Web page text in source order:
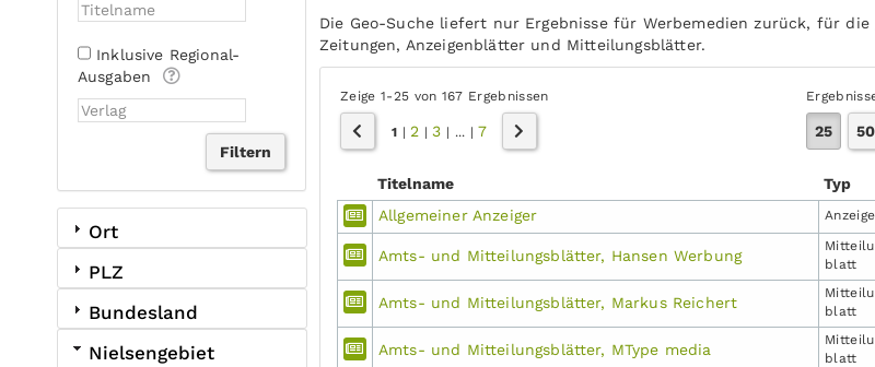
Inklusive Regional-
Ausgaben
Ort
PLZ
Bundesland
Nielsengebiet
Die Geo-Suche liefert nur Ergebnisse für Werbemedien zurück, für
Zeitungen, Anzeigenblätter und Mitteilungsblätter.
Zeige 1-25 von 167 Ergebnissen
1 | 2 |3 | ... |7 25 50
Titelname Typ
Allgemeiner Anzeiger
Amts- und Mitteilungsblätter, Hansen Werbung
blatt
Amts- und Mitteilungsblätter, Markus Reichert
blatt
Amts- und Mitteilungsblätter, MType media
blatt